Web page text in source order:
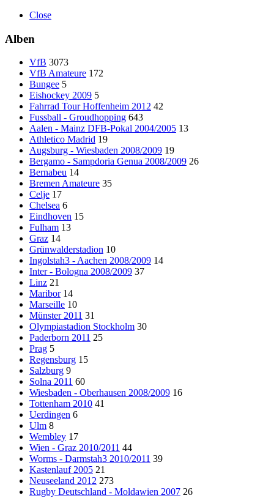
Close
Alben
VfB 3073
VfB Amateure 172
Bungee 5
Eishockey 2009 5
Fahrrad Tour Hoffenheim 2012 42
Fussball - Groudhopping 643
Aalen - Mainz DFB-Pokal 2004/2005 13
Athletico Madrid 19
Augsburg - Wiesbaden 2008/2009 19
Bergamo - Sampdoria Genua 2008/2009 26
Bernabeu 14
Bremen Amateure 35
Celje 17
Chelsea 6
Eindhoven 15
Fulham 13
Graz 14
Grünwalderstadion 10
Ingolstah3 - Aachen 2008/2009 14
Inter - Bologna 2008/2009 37
Linz 21
Maribor 14
Marseille 10
Münster 2011 31
Olympiastadion Stockholm 30
Paderborn 2011 25
Prag 5
Regensburg 15
Salzburg 9
Solna 2011 60
Wiesbaden - Oberhausen 2008/2009 16
Tottenham 2010 41
Uerdingen 6
Ulm 8
Wembley 17
Wien - Graz 2010/2011 44
Worms - Darmstah3 2010/2011 39
Kastenlauf 2005 21
Neuseeland 2012 273
Rugby Deutschland - Moldawien 2007 26